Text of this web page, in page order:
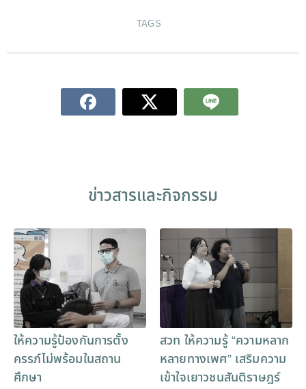
TAGS
ข่าวสารและกิจกรรม
ให้ความรู้ป้องกันการตั้ง
ครรภ์ไม่พร้อมในสถาน
ศึกษา
สวท ให้ความรู้ “ความหลาก
หลายทางเพศ” เสริมความ
เข้าใจเยาวชนสันติราษฎร์